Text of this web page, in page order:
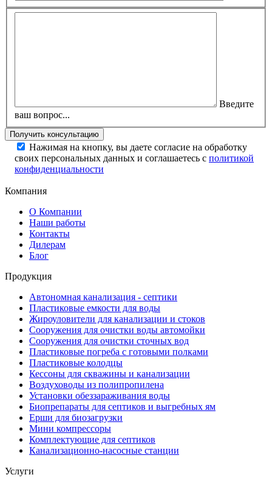
Введите
ваш вопрос...
Нажимая на кнопку, вы даете согласие на обработку
своих персональных данных и соглашаетесь с политикой
конфиденциальности
Компания
О Компании
Наши работы
Контакты
Дилерам
Блог
Продукция
Автономная канализация - септики
Пластиковые емкости для воды
Жироуловители для канализации и стоков
Сооружения для очистки воды автомойки
Сооружения для очистки сточных вод
Пластиковые погреба с готовыми полками
Пластиковые колодцы
Кессоны для скважины и канализации
Воздуховоды из полипропилена
Установки обеззараживания воды
Биопрепараты для септиков и выгребных ям
Ерши для биозагрузки
Мини компрессоры
Комплектующие для септиков
Канализационно-насосные станции
Услуги